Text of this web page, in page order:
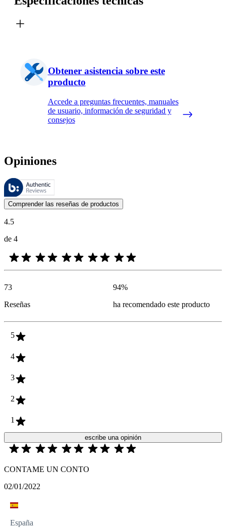
Obtener asistencia sobre este
producto
Accede a preguntas frecuentes, manuales
de usuario, información de seguridad y
consejos
Opiniones
Estas reseñas las gestiona Bazaarvoice y cumplen con la política de
Las opiniones de los clientes en forma de reseñas de productos y
Comprender las reseñas de productos
4.5
de 4
73
Reseñas
94%
ha recomendado este producto
5
4
3
2
1
escribe una opinión
CONTAME UN CONTO
02/01/2022
España